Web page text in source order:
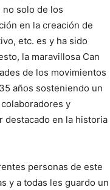
solo de los
en la creación de
etc. es y ha sido
la maravillosa Can
de los movimientos
años sosteniendo un
y
destacado en la historia
personas de este
y a todas les guardo un